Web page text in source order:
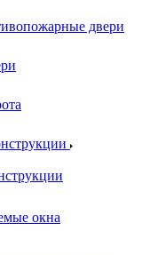
двери
окна